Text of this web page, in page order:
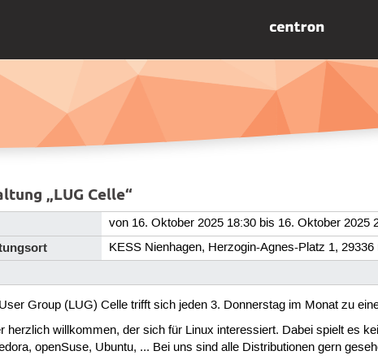
„LUG Celle“
von 16. Oktober 2025 18:30 bis 16. Oktober 2025
KESS Nienhagen, Herzogin-Agnes-Platz 1, 29336
Group (LUG) Celle trifft sich jeden 3. Donnerstag im Monat zu
herzlich willkommen, der sich für Linux interessiert. Dabei spielt es
openSuse, Ubuntu, ... Bei uns sind alle Distributionen gern